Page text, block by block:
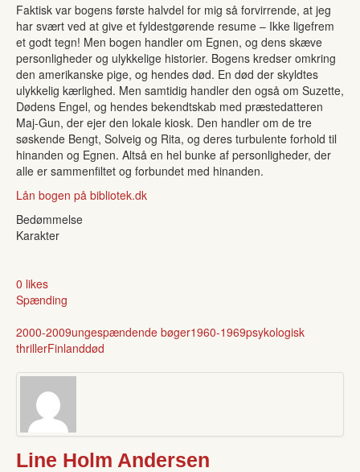
Faktisk var bogens første halvdel for mig så forvirrende, at jeg
har svært ved at give et fyldestgørende resume – Ikke ligefrem
et godt tegn! Men bogen handler om Egnen, og dens skæve
personligheder og ulykkelige historier. Bogens kredser omkring
den amerikanske pige, og hendes død. En død der skyldtes
ulykkelig kærlighed. Men samtidig handler den også om Suzette,
Dødens Engel, og hendes bekendtskab med præstedatteren
Maj-Gun, der ejer den lokale kiosk. Den handler om de tre
søskende Bengt, Solveig og Rita, og deres turbulente forhold til
hinanden og Egnen. Altså en hel bunke af personligheder, der
alle er sammenfiltet og forbundet med hinanden.
Lån bogen på bibliotek.dk
Bedømmelse
Karakter
0 likes
Spænding
2000-2009ungespændende bøger1960-1969psykologisk
thrillerFinlanddød
Line Holm Andersen